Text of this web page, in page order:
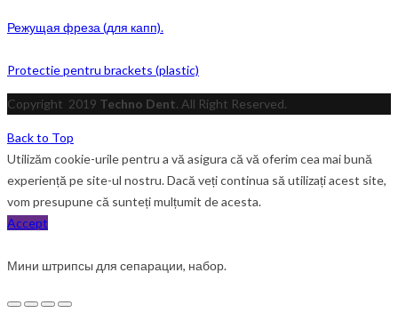
Режущая фреза (для капп).
Protectie pentru brackets (plastic)
Copyright 2019 Techno Dent. All Right Reserved.
Back to Top
Utilizăm cookie-urile pentru a vă asigura că vă oferim cea mai bună
experiență pe site-ul nostru. Dacă veți continua să utilizați acest site,
vom presupune că sunteți mulțumit de acesta.
Accept
Мини штрипсы для сепарации, набор.